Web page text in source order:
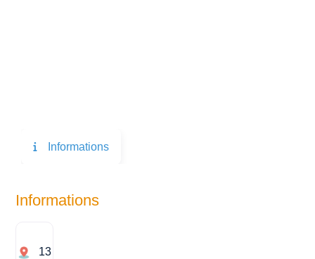
Informations
Informations
13